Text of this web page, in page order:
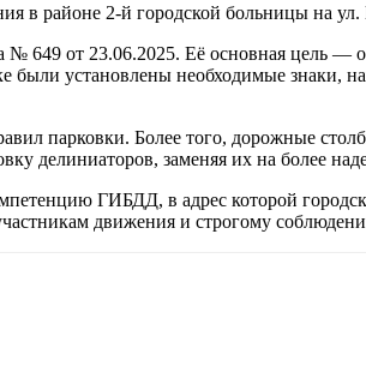
в районе 2-й городской больницы на
от 23.06.2025. Её основная цель —
установлены необходимые знаки,
парковки. Более того, дорожные
делиниаторов, заменяя их на более
ГИБДД, в адрес которой
движения и строгому